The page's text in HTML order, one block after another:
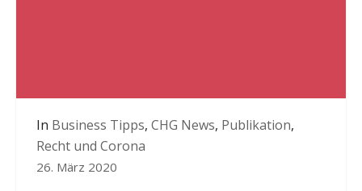
In Business Tipps, CHG News, Publikation,
Recht und Corona
26. März 2020